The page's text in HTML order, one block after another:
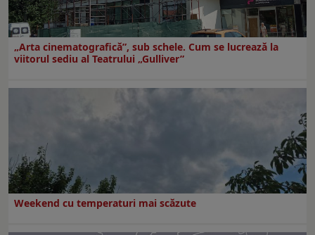
„Arta cinematografică”, sub schele. Cum se lucrează la
viitorul sediu al Teatrului „Gulliver”
Weekend cu temperaturi mai scăzute